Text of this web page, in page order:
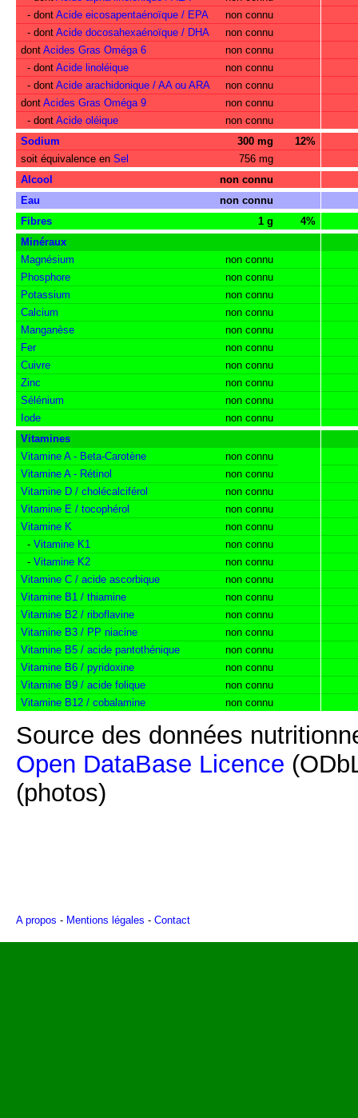
- dont Acide eicosapentaénoïque / EPA
non connu
- dont Acide docosahexaénoïque / DHA
non connu
dont Acides Gras Oméga 6
non connu
- dont Acide linoléique
non connu
- dont Acide arachidonique / AA ou ARA
non connu
dont Acides Gras Oméga 9
non connu
- dont Acide oléique
non connu
Sodium
300 mg
12%
soit équivalence en Sel
756 mg
Alcool
non connu
Eau
non connu
Fibres
1 g
4%
Minéraux
Magnésium
non connu
Phosphore
non connu
Potassium
non connu
Calcium
non connu
Manganèse
non connu
Fer
non connu
Cuivre
non connu
Zinc
non connu
Sélénium
non connu
Iode
non connu
Vitamines
Vitamine A - Beta-Carotène
non connu
Vitamine A - Rétinol
non connu
Vitamine D / cholécalciférol
non connu
Vitamine E / tocophérol
non connu
Vitamine K
non connu
- Vitamine K1
non connu
- Vitamine K2
non connu
Vitamine C / acide ascorbique
non connu
Vitamine B1 / thiamine
non connu
Vitamine B2 / riboflavine
non connu
Vitamine B3 / PP niacine
non connu
Vitamine B5 / acide pantothénique
non connu
Vitamine B6 / pyridoxine
non connu
Vitamine B9 / acide folique
non connu
Vitamine B12 / cobalamine
non connu
Source des données
Open DataBase Licence
(photos)
A propos - Mentions légales - Contact